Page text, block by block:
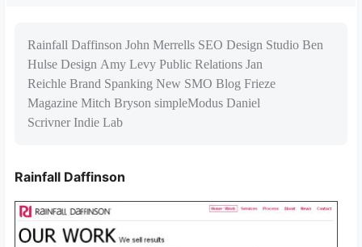
Rainfall Daffinson John Merrells SEO Design Studio Ben
Hulse Design Amy Levy Public Relations Jan
Reichle Brand Spanking New SMO Blog Frieze
Magazine Mitch Bryson simpleModus Daniel
Scrivner Indie Lab
Rainfall Daffinson